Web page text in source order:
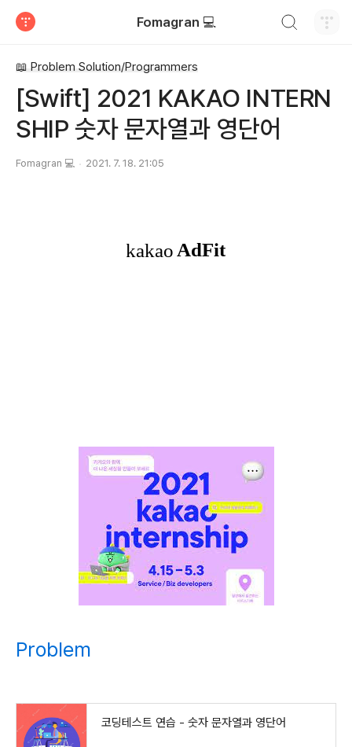
Fomagran 💻
📖 Problem Solution/Programmers
[Swift] 2021 KAKAO INTERN
SHIP 숫자 문자열과 영단어
Fomagran 💻 2021. 7. 18. 21:05
Problem
코딩테스트 연습 - 숫자 문자열과 영단어